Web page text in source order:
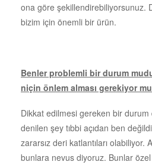
ona göre şekillendirebiliyorsunuz.
bizim için önemli bir ürün.
Benler problemli bir durum
niçin önlem alması gerekiyor
Dikkat edilmesi gereken bir
denilen şey tıbbi açıdan ben
zararsız deri katlantıları
bunlara nevus diyoruz. Bunlar